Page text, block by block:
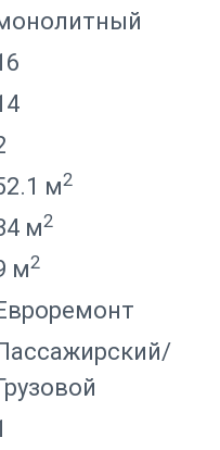
м2
м2
м2